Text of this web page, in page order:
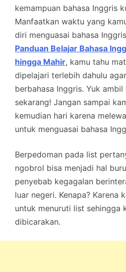
kemampuan bahasa Inggris
Manfaatkan waktu yang
diri menguasai bahasa
Panduan Belajar Bahasa
hingga Mahir, kamu tahu
dipelajari terlebih dahulu
berbahasa Inggris. Yuk
sekarang! Jangan sampai
kemudian hari karena
untuk menguasai bahasa
Berpedoman pada list
ngobrol bisa menjadi hal
penyebab kegagalan
luar negeri. Kenapa? Karena
untuk menuruti list sehingga
dibicarakan.